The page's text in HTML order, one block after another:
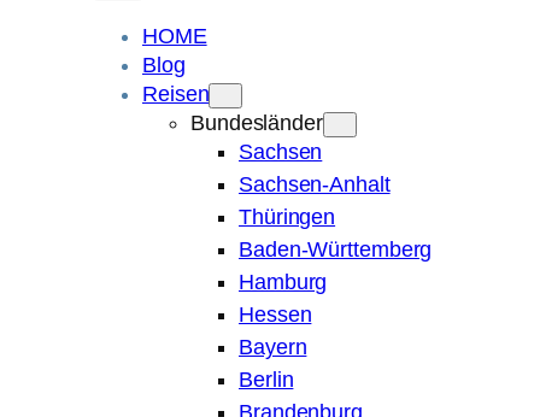
HOME
Blog
Reisen
Bundesländer
Sachsen
Sachsen-Anhalt
Thüringen
Baden-Württemberg
Hamburg
Hessen
Bayern
Berlin
Brandenburg